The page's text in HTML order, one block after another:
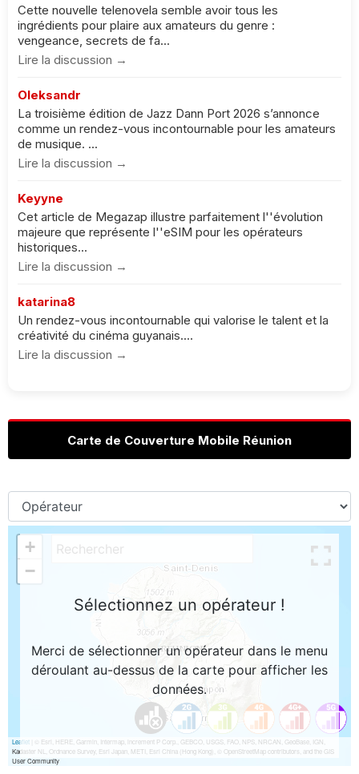
Cette nouvelle telenovela semble avoir tous les
ingrédients pour plaire aux amateurs du genre :
vengeance, secrets de fa...
Lire la discussion →
Oleksandr
La troisième édition de Jazz Dann Port 2026 s’annonce
comme un rendez-vous incontournable pour les amateurs
de musique. ...
Lire la discussion →
Keyyne
Cet article de Megazap illustre parfaitement l''évolution
majeure que représente l''eSIM pour les opérateurs
historiques...
Lire la discussion →
katarina8
Un rendez-vous incontournable qui valorise le talent et la
créativité du cinéma guyanais....
Lire la discussion →
Carte de Couverture Mobile Réunion